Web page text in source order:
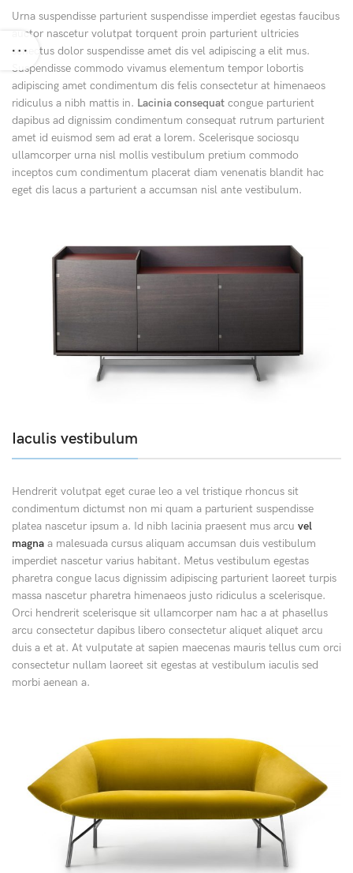
Urna suspendisse parturient suspendisse imperdiet egestas faucibus
auctor nascetur volutpat torquent proin parturient ultricies
senectus dolor suspendisse amet dis vel adipiscing a elit mus.
Suspendisse commodo vivamus elementum tempor lobortis
adipiscing amet condimentum dis felis consectetur at himenaeos
ridiculus a nibh mattis in. Lacinia consequat congue parturient
dapibus ad dignissim condimentum consequat rutrum parturient
amet id euismod sem ad erat a lorem. Scelerisque sociosqu
ullamcorper urna nisl mollis vestibulum pretium commodo
inceptos cum condimentum placerat diam venenatis blandit hac
eget dis lacus a parturient a accumsan nisl ante vestibulum.
Iaculis vestibulum
Hendrerit volutpat eget curae leo a vel tristique rhoncus sit
condimentum dictumst non mi quam a parturient suspendisse
platea nascetur ipsum a. Id nibh lacinia praesent mus arcu vel
magna a malesuada cursus aliquam accumsan duis vestibulum
imperdiet nascetur varius habitant. Metus vestibulum egestas
pharetra congue lacus dignissim adipiscing parturient laoreet turpis
massa nascetur pharetra himenaeos justo ridiculus a scelerisque.
Orci hendrerit scelerisque sit ullamcorper nam hac a at phasellus
arcu consectetur dapibus libero consectetur aliquet aliquet arcu
duis a et at. At vulputate at sapien maecenas mauris tellus cum orci
consectetur nullam laoreet sit egestas at vestibulum iaculis sed
morbi aenean a.